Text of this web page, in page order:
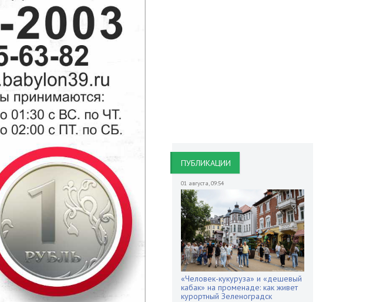
ПУБЛИКАЦИИ
01 августа,09:54
«Человек-кукуруза» и «дешевый
кабак» на променаде: как живет
курортный Зеленоградск